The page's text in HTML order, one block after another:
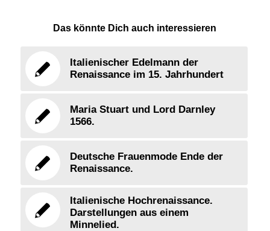
Das könnte Dich auch interessieren
Italienischer Edelmann der
Renaissance im 15. Jahrhundert
Maria Stuart und Lord Darnley
1566.
Deutsche Frauenmode Ende der
Renaissance.
Italienische Hochrenaissance.
Darstellungen aus einem
Minnelied.